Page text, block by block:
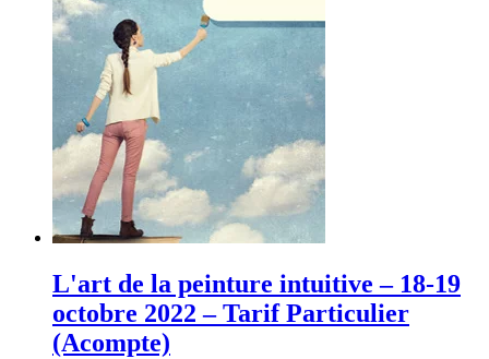
L'art de la peinture intuitive – 18-19
octobre 2022 – Tarif Particulier
(Acompte)